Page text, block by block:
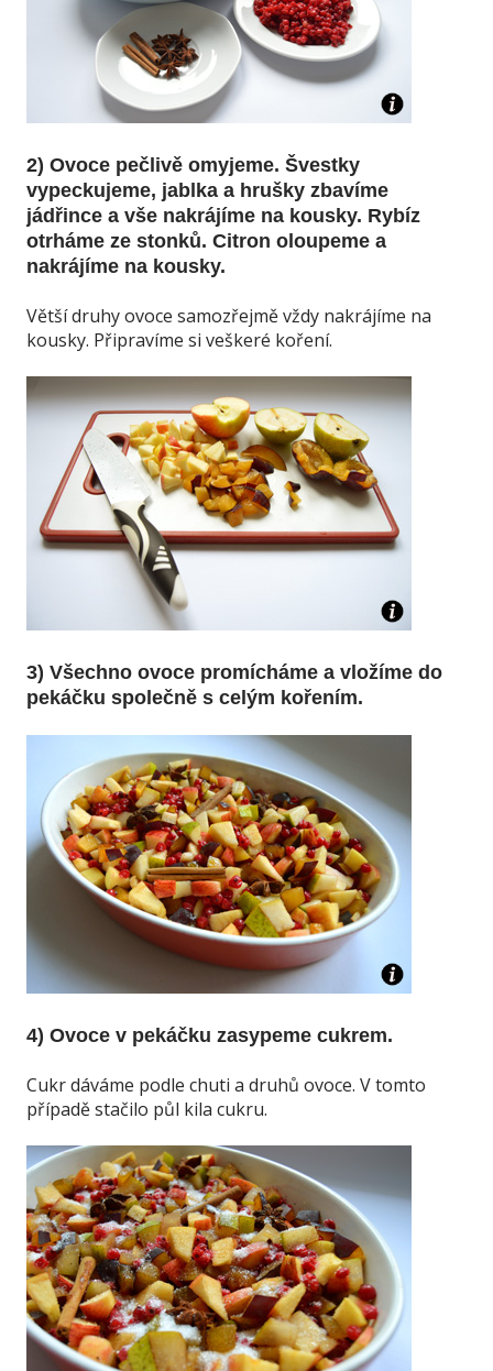
2) Ovoce pečlivě omyjeme. Švestky
vypeckujeme, jablka a hrušky zbavíme
jádřince a vše nakrájíme na kousky. Rybíz
otrháme ze stonků. Citron oloupeme a
nakrájíme na kousky.
Větší druhy ovoce samozřejmě vždy nakrájíme na
kousky. Připravíme si veškeré koření.
3) Všechno ovoce promícháme a vložíme do
pekáčku společně s celým kořením.
4) Ovoce v pekáčku zasypeme cukrem.
Cukr dáváme podle chuti a druhů ovoce. V tomto
případě stačilo půl kila cukru.